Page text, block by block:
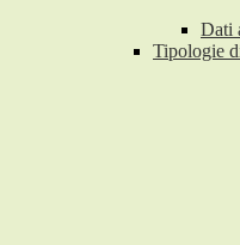
Dati
Tipologie